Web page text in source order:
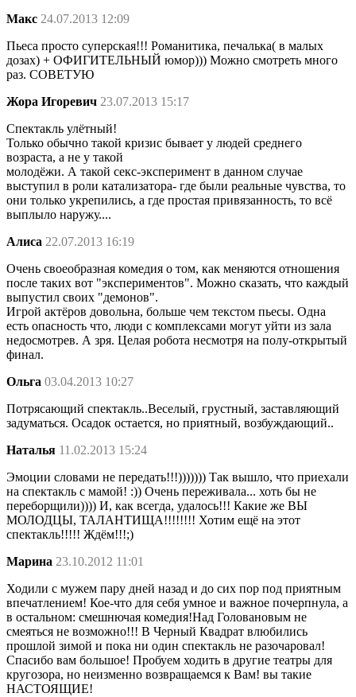
Макс 24.07.2013 12:09
Пьеса просто суперская!!! Романитика, печалька( в малых
дозах) + ОФИГИТЕЛЬНЫЙ юмор))) Можно смотреть много
раз. СОВЕТУЮ
Жора Игоревич 23.07.2013 15:17
Спектакль улётный!
Только обычно такой кризис бывает у людей среднего
возраста, а не у такой
молодёжи. А такой секс-эксперимент в данном случае
выступил в роли катализатора- где были реальные чувства, то
они только укрепились, а где простая привязанность, то всё
выплыло наружу....
Алиса 22.07.2013 16:19
Очень своеобразная комедия о том, как меняются отношения
после таких вот "экспериментов". Можно сказать, что каждый
выпустил своих "демонов".
Игрой актёров довольна, больше чем текстом пьесы. Одна
есть опасность что, люди с комплексами могут уйти из зала
недосмотрев. А зря. Целая робота несмотря на полу-открытый
финал.
Ольга 03.04.2013 10:27
Потрясающий спектакль..Веселый, грустный, заставляющий
задуматься. Осадок остается, но приятный, возбуждающий..
Наталья 11.02.2013 15:24
Эмоции словами не передать!!!))))))) Так вышло, что приехали
на спектакль с мамой! :)) Очень переживала... хоть бы не
переборщили)))) И, как всегда, удалось!!! Какие же ВЫ
МОЛОДЦЫ, ТАЛАНТИЩА!!!!!!!! Хотим ещё на этот
спектакль!!!!! Ждём!!!;)
Марина 23.10.2012 11:01
Ходили с мужем пару дней назад и до сих пор под приятным
впечатлением! Кое-что для себя умное и важное почерпнула, а
в остальном: смешнючая комедия!Над Головановым не
смеяться не возможно!!! В Черный Квадрат влюбились
прошлой зимой и пока ни один спектакль не разочаровал!
Спасибо вам большое! Пробуем ходить в другие театры для
кругозора, но неизменно возвращаемся к Вам! вы такие
НАСТОЯЩИЕ!